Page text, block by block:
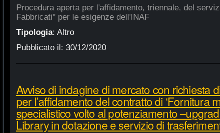
Procedura aperta per l'affidamento, triennale, del
Fabbricati" per le esigenze dell'INAF
Tipologia: Altro
Pubblicato il: 30/12/2020
Avviso di indagine di mercato con richiesta
per l’affidamento del contratto di ‘Fornitura
specialistico volto al potenziamento
Library in dotazione e servizio di